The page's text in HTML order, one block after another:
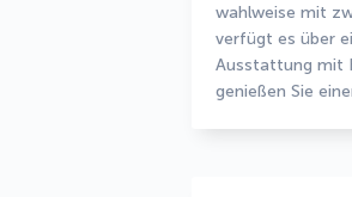
wahlweise mit
verfügt es über
Ausstattung mit
genießen Sie